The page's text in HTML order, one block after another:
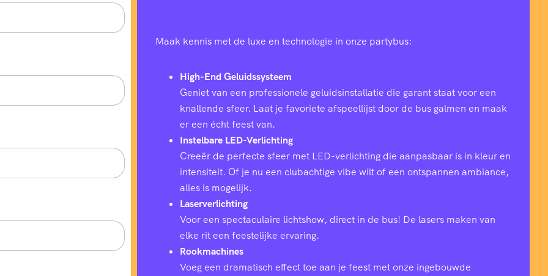
Maak kennis met de luxe en technologie in onze partybus:
High-End Geluidssysteem
Geniet van een professionele geluidsinstallatie die garant staat voor een
knallende sfeer. Laat je favoriete afspeellijst door de bus galmen en maak
er een écht feest van.
Instelbare LED-Verlichting
Creeër de perfecte sfeer met LED-verlichting die aanpasbaar is in kleur en
intensiteit. Of je nu een clubachtige vibe wilt of een ontspannen ambiance,
alles is mogelijk.
Laserverlichting
Voor een spectaculaire lichtshow, direct in de bus! De lasers maken van
elke rit een feestelijke ervaring.
Rookmachines
Voeg een dramatisch effect toe aan je feest met onze ingebouwde